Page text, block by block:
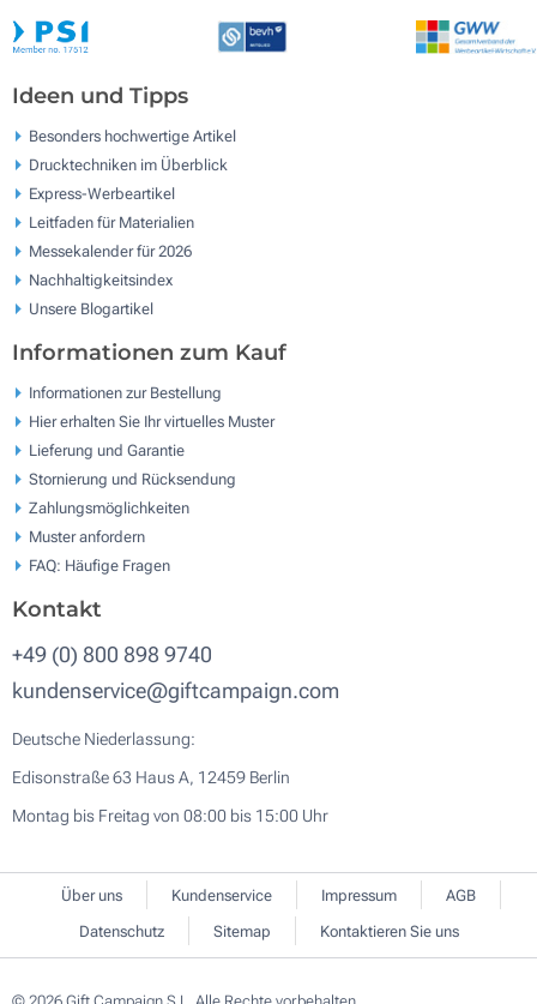
Ideen und Tipps
Besonders hochwertige Artikel
Drucktechniken im Überblick
Express-Werbeartikel
Leitfaden für Materialien
Messekalender für 2026
Nachhaltigkeitsindex
Unsere Blogartikel
Informationen zum Kauf
Informationen zur Bestellung
Hier erhalten Sie Ihr virtuelles Muster
Lieferung und Garantie
Stornierung und Rücksendung
Zahlungsmöglichkeiten
Muster anfordern
FAQ: Häufige Fragen
Kontakt
+49 (0) 800 898 9740
kundenservice@giftcampaign.com
Deutsche Niederlassung:
Edisonstraße 63 Haus A, 12459 Berlin
Montag bis Freitag von 08:00 bis 15:00 Uhr
Über uns Kundenservice Impressum
AGB
Datenschutz
Sitemap Kontaktieren Sie uns